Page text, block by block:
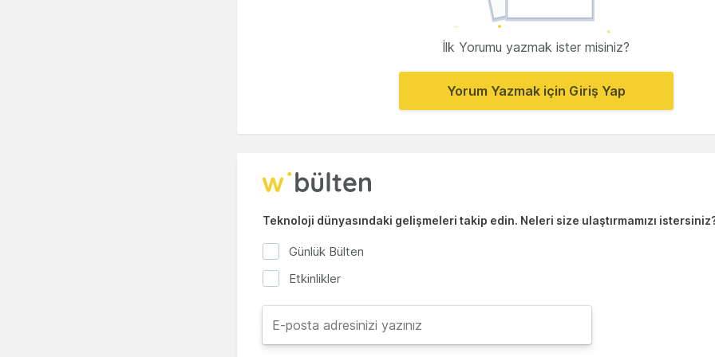
İlk Yorumu yazmak ister misiniz?
Yorum Yazmak için Giriş Yap
Teknoloji dünyasındaki gelişmeleri takip edin. Neleri size ulaştırmamızı
Günlük Bülten
Etkinlikler